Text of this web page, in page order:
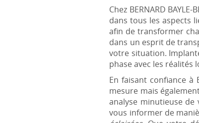
Chez BERNARD
dans tous les aspects
afin de transformer
dans un esprit de
votre situation.
phase avec les
En faisant confiance à
mesure mais
analyse minutieuse
vous informer de